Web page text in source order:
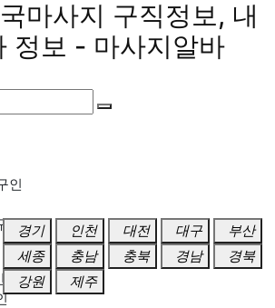
마사지 구직정보, 내
정보 - 마사지알바
인
인경기 인천 대전 대구
부산
세종 충남 충북 경남
경북
강원 제주